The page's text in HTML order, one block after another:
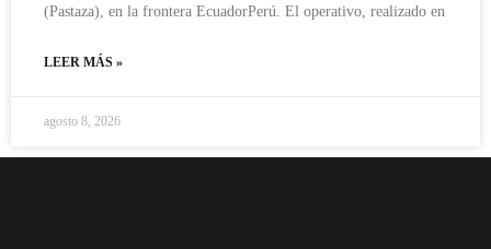
(Pastaza), en la frontera EcuadorPerú. El operativo, realizado en
LEER MÁS »
agosto 8, 2026